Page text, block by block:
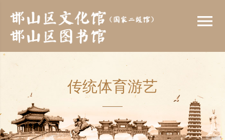
menu
传统体育游艺